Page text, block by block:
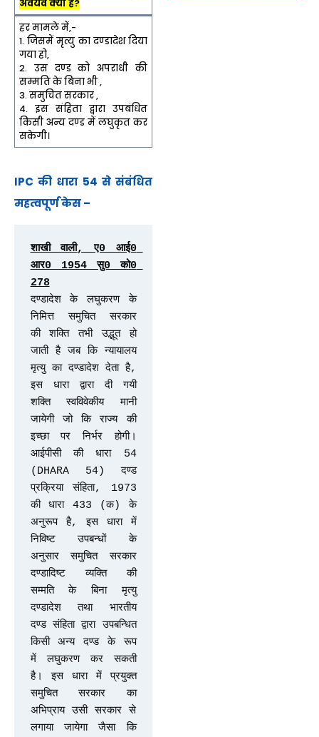
अवयव क्या हैं?
हर मामले में,-
1. जिसमें मृत्यु का दण्डादेश दिया
गया हो,
2. उस दण्ड को अपराधी की
सम्मति के बिना भी ,
3. समुचित सरकार ,
4. इस संहिता द्वारा उपबंधित
किसी अन्य दण्ड में लघुकृत कर
सकेगी।
IPC की धारा 54 से संबंधित
महत्वपूर्ण केस –
शाखी वाली, ए0 आई0
आर0 1954 सु0 को0
278
दण्डादेश के लघुकरण के
निमित्त समुचित सरकार
की शक्ति तभी उद्भूत हो
जाती है जब कि न्यायालय
मृत्यु का दण्डादेश देता है,
इस धारा द्वारा दी गयी
शक्ति स्वविवेकीय मानी
जायेगी जो कि राज्य की
इच्छा पर निर्भर होगी।
आईपीसी की धारा 54
(DHARA 54) दण्ड
प्रक्रिया संहिता, 1973
की धारा 433 (क) के
अनुरूप है, इस धारा में
निविष्ट उपबन्धों के
अनुसार समुचित सरकार
दण्डादिष्ट व्यक्ति की
सम्मति के बिना मृत्यु
दण्डादेश तथा भारतीय
दण्ड संहिता द्वारा उपबन्धित
किसी अन्य दण्ड के रूप
में लघुकरण कर सकती
है। इस धारा में प्रयुक्त
समुचित सरकार का
अभिप्राय उसी सरकार से
लगाया जायेगा जैसा कि